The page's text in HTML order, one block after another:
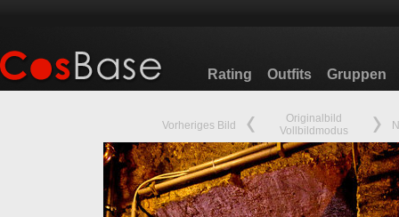
Rating Outfits Gruppen
Vorheriges Bild
Originalbild
Vollbildmodus